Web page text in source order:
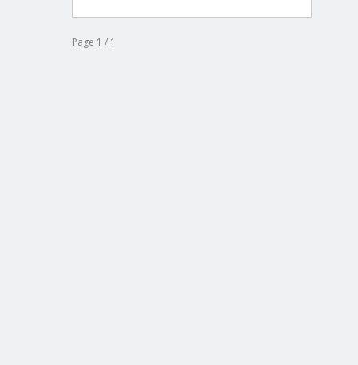
Page 1 / 1